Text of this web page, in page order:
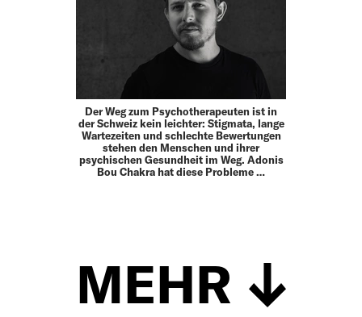
Der Weg zum Psychotherapeuten ist in
der Schweiz kein leichter: Stigmata, lange
Wartezeiten und schlechte Bewertungen
stehen den Menschen und ihrer
psychischen Gesundheit im Weg. Adonis
Bou Chakra hat diese Pro­bleme …
MEHR